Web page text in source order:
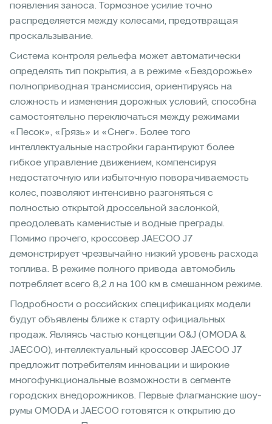
появления заноса. Тормозное усилие точно
распределяется между колесами, предотвращая
проскальзывание.
Система контроля рельефа может автоматически
определять тип покрытия, а в режиме «Бездорожье»
полноприводная трансмиссия, ориентируясь на
сложность и изменения дорожных условий, способна
самостоятельно переключаться между режимами
«Песок», «Грязь» и «Снег». Более того
интеллектуальные настройки гарантируют более
гибкое управление движением, компенсируя
недостаточную или избыточную поворачиваемость
колес, позволяют интенсивно разгоняться с
полностью открытой дроссельной заслонкой,
преодолевать каменистые и водные преграды.
Помимо прочего, кроссовер JAECOO J7
демонстрирует чрезвычайно низкий уровень расхода
топлива. В режиме полного привода автомобиль
потребляет всего 8,2 л на 100 км в смешанном режиме.
Подробности о российских спецификациях модели
будут объявлены ближе к старту официальных
продаж. Являясь частью концепции O&J (OMODA &
JAECOO), интеллектуальный кроссовер JAECOO J7
предложит потребителям инновации и широкие
многофункциональные возможности в сегменте
городских внедорожников. Первые флагманские шоу-
румы OMODA и JAECOO готовятся к открытию до